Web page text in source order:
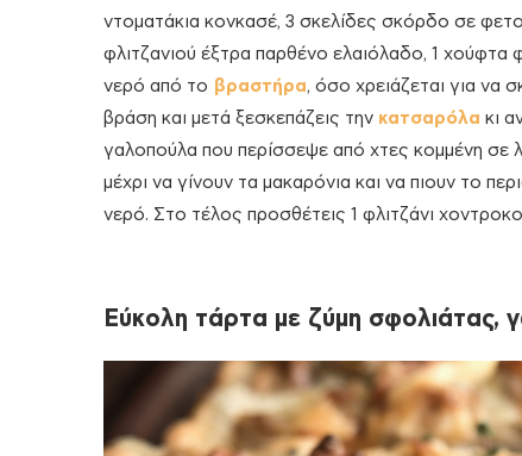
ντοματάκια κονκασέ, 3 σκελίδες σκόρδο σε
φλιτζανιού έξτρα παρθένο ελαιόλαδο, 1
νερό από το βραστήρα, όσο χρειάζεται για να
βράση και μετά ξεσκεπάζεις την κατσαρόλα κι
γαλοπούλα που περίσσεψε από χτες κομμένη σε
μέχρι να γίνουν τα μακαρόνια και να πιουν το
νερό. Στο τέλος προσθέτεις 1 φλιτζάνι
Εύκολη τάρτα με ζύμη σφολιάτας,